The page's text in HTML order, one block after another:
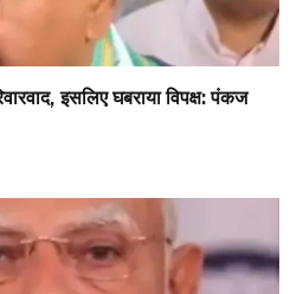
इसलिए घबराया विपक्ष: पंकज